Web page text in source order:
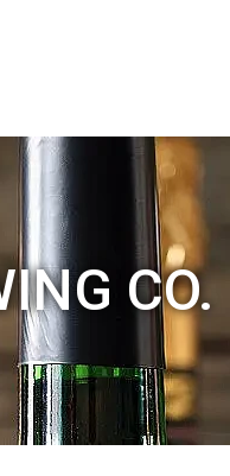
CO.